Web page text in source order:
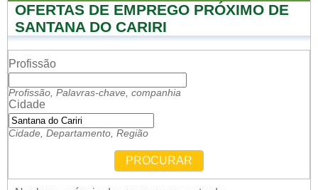
OFERTAS DE EMPREGO PRÓXIMO DE
SANTANA DO CARIRI
Profissão
Profissão, Palavras-chave, companhia
Cidade
Cidade, Departamento, Região
PROCURAR